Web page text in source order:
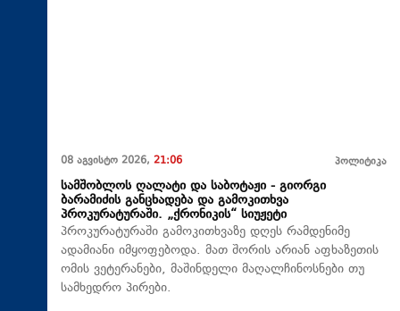
08 აგვისტო 2026, 21:06 პოლიტიკა
სამშობლოს ღალატი და საბოტაჟი - გიორგი
ბარამიძის განცხადება და გამოკითხვა
პროკურატურაში. „ქრონიკის“ სიუჟეტი
პროკურატურაში გამოკითხვაზე დღეს რამდენიმე
ადამიანი იმყოფებოდა. მათ შორის არიან აფხაზეთის
ომის ვეტერანები, მაშინდელი მაღალჩინოსნები თუ
სამხედრო პირები.